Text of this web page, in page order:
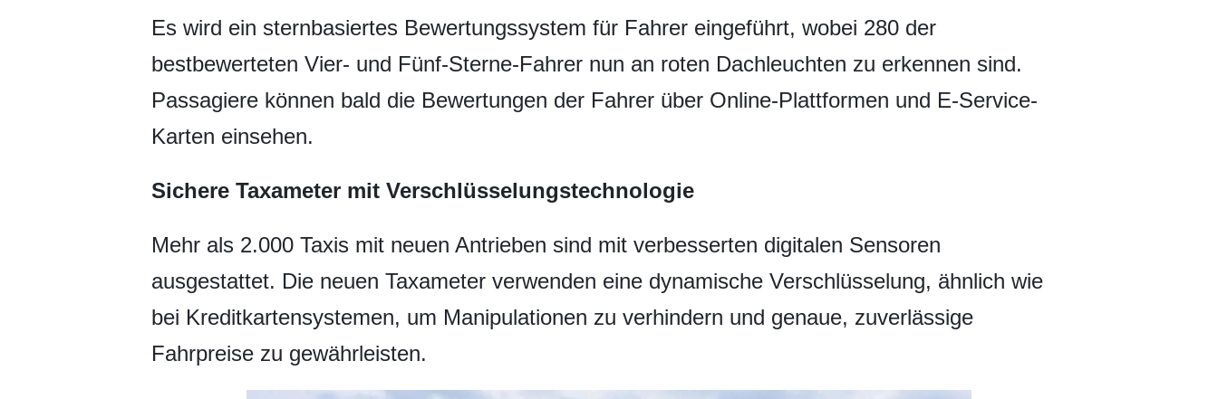
Es wird ein sternbasiertes Bewertungssystem für Fahrer eingeführt, wobei 280 der
bestbewerteten Vier- und Fünf-Sterne-Fahrer nun an roten Dachleuchten zu erkennen sind.
Passagiere können bald die Bewertungen der Fahrer über Online-Plattformen und E-Service-
Karten einsehen.
Sichere Taxameter mit Verschlüsselungstechnologie
Mehr als 2.000 Taxis mit neuen Antrieben sind mit verbesserten digitalen Sensoren
ausgestattet. Die neuen Taxameter verwenden eine dynamische Verschlüsselung, ähnlich wie
bei Kreditkartensystemen, um Manipulationen zu verhindern und genaue, zuverlässige
Fahrpreise zu gewährleisten.